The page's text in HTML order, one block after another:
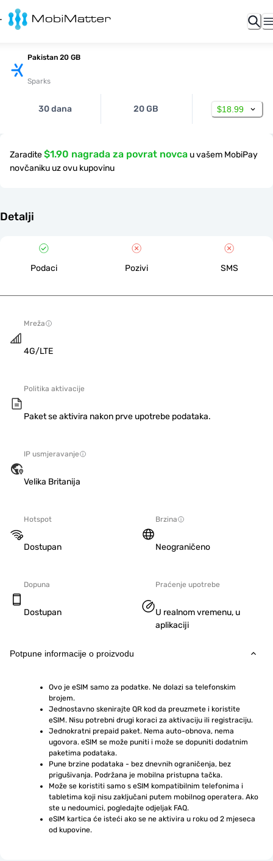
Pakistan 20 GB
Sparks
30 dana 20 GB $18.99
Zaradite$1.90 nagrada za povrat novca u vašem MobiPay
novčaniku uz ovu kupovinu
Detalji
Podaci Pozivi SMS
Mreža
4G/LTE
Politika aktivacije
Paket se aktivira nakon prve upotrebe podataka.
IP usmjeravanje
Velika Britanija
Hotspot
Dostupan
Brzina
Neograničeno
Dopuna
Dostupan
Praćenje upotrebe
U realnom vremenu, u
aplikaciji
Potpune informacije o proizvodu
Ovo je eSIM samo za podatke. Ne dolazi sa telefonskim
brojem.
Jednostavno skenirajte QR kod da preuzmete i koristite
eSIM. Nisu potrebni drugi koraci za aktivaciju ili registraciju.
Jednokratni prepaid paket. Nema auto-obnova, nema
ugovora. eSIM se može puniti i može se dopuniti dodatnim
paketima podataka.
Pune brzine podataka - bez dnevnih ograničenja, bez
prigušivanja. Podržana je mobilna pristupna tačka.
Može se koristiti samo s eSIM kompatibilnim telefonima i
tabletima koji nisu zaključani putem mobilnog operatera. Ako
ste u nedoumici, pogledajte odjeljak FAQ.
eSIM kartica će isteći ako se ne aktivira u roku od 2 mjeseca
od kupovine.